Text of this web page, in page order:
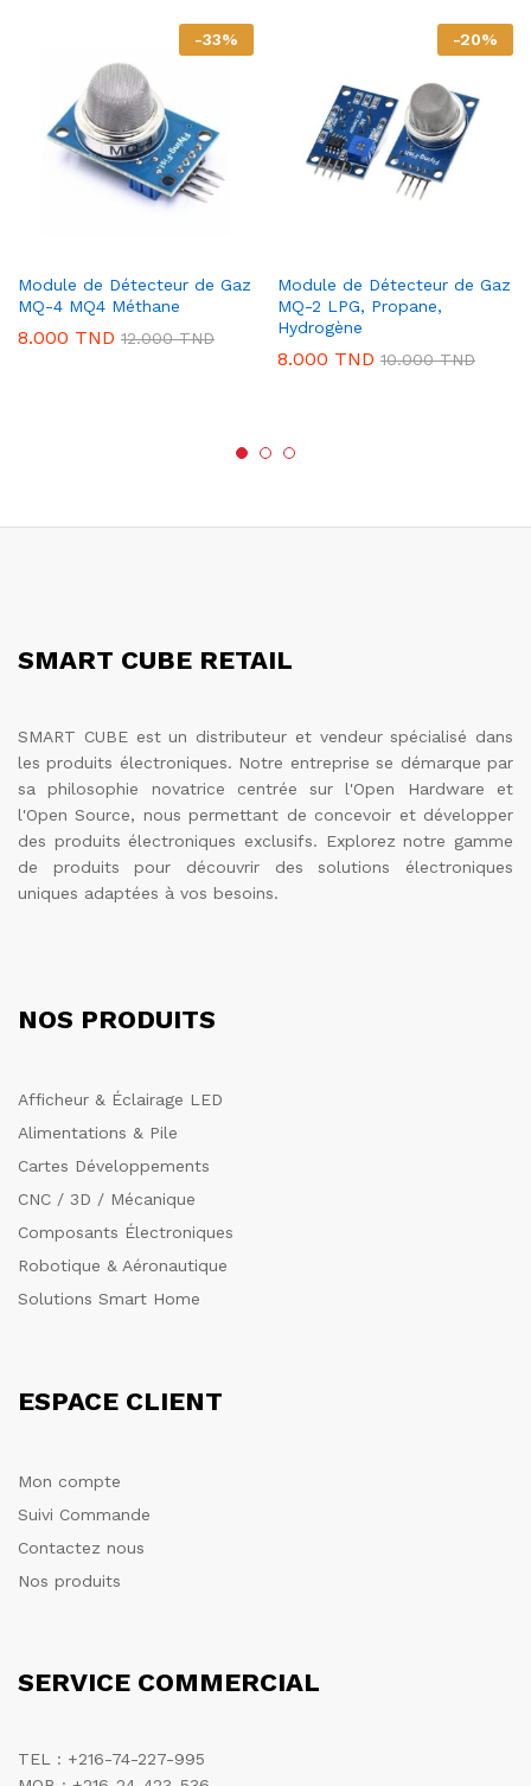
-33%
Module de Détecteur de Gaz
MQ-4 MQ4 Méthane
8.000 TND 12.000TND
-20%
Module de Détecteur de Gaz
MQ-2 LPG, Propane,
Hydrogène
8.000 TND 10.000TND
SMART CUBE RETAIL
SMART CUBE est un distributeur et vendeur spécialisé dans
les produits électroniques. Notre entreprise se démarque par
sa philosophie novatrice centrée sur l'Open Hardware et
l'Open Source, nous permettant de concevoir et développer
des produits électroniques exclusifs. Explorez notre gamme
de produits pour découvrir des solutions électroniques
uniques adaptées à vos besoins.
NOS PRODUITS
Afficheur & Éclairage LED
Alimentations & Pile
Cartes Développements
CNC / 3D / Mécanique
Composants Électroniques
Robotique & Aéronautique
Solutions Smart Home
ESPACE CLIENT
Mon compte
Suivi Commande
Contactez nous
Nos produits
SERVICE COMMERCIAL
TEL : +216-74-227-995